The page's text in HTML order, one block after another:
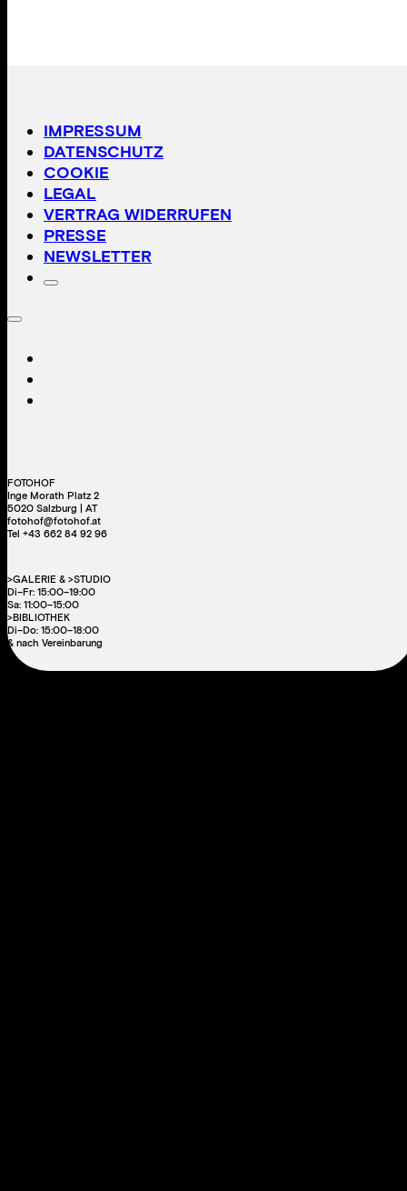
IMPRESSUM
DATENSCHUTZ
COOKIE
LEGAL
VERTRAG WIDERRUFEN
PRESSE
NEWSLETTER
FOTOHOF
Inge Morath Platz 2
5020 Salzburg | AT
fotohof@fotohof.at
Tel +43 662 84 92 96
>GALERIE & >STUDIO
Di–Fr: 15:00–19:00
Sa: 11:00–15:00
>BIBLIOTHEK
Di–Do: 15:00–18:00
& nach Vereinbarung